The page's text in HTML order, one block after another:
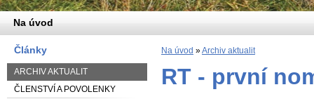
Články
ARCHIV AKTUALIT
ČLENSTVÍ A POVOLENKY
Na úvod »Archiv aktualit
RT - první
Na úvod